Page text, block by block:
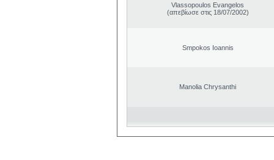
Vlassopoulos Evangelos
(απεβίωσε στις 18/07/2002)
Smpokos Ioannis
Manolia Chrysanthi